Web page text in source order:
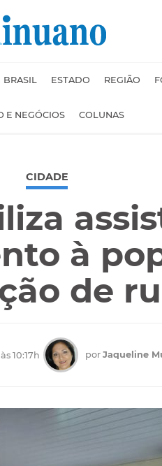
BRASIL ESTADO REGIÃO
E NEGÓCIOS COLUNAS
CIDADE
à
de
10:17h porJaqueline